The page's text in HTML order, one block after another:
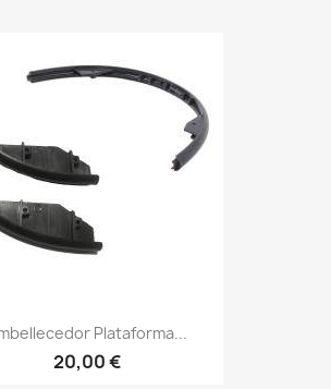
Plataforma...
20,00 €